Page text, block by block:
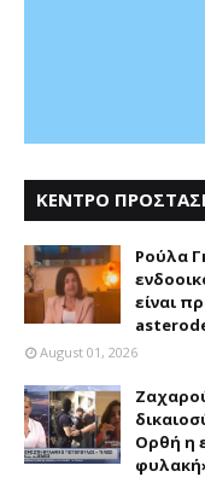
ΚΕΝΤΡΟ
Ρούλα
είναι
August 01, 2026
Ορθή η